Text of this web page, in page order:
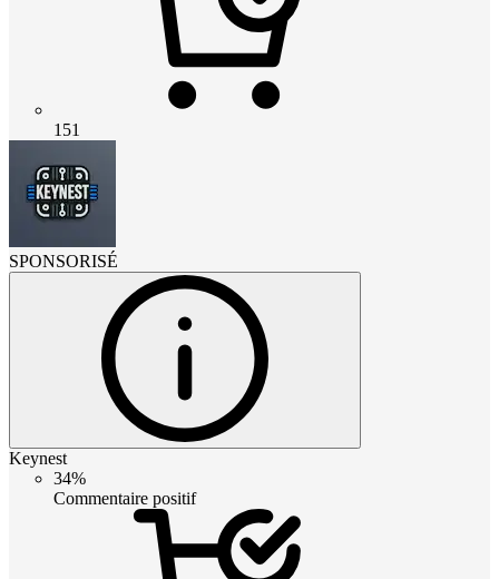
151
SPONSORISÉ
Keynest
34%
Commentaire positif